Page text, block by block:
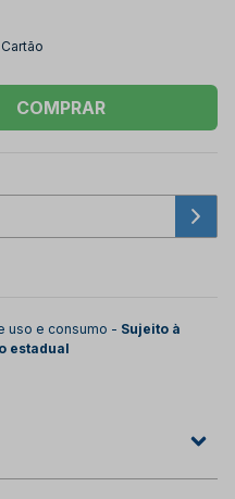
COMPRAR
uso e consumo - Sujeito à
estadual